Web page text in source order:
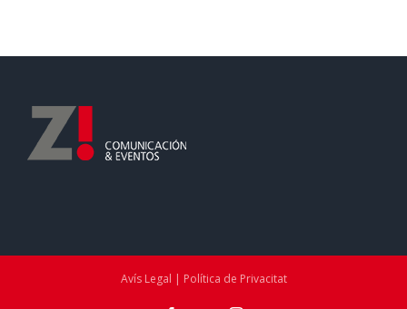
Avís Legal | Política de Privacitat